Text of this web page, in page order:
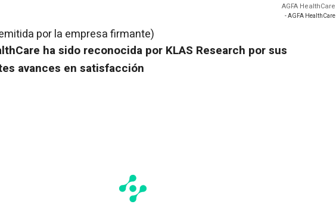
AGFA HealthCare
- AGFA HealthCare
por la empresa firmante)
ha sido reconocida por KLAS Research por sus
avances en satisfacción